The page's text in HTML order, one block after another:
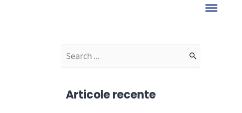
S
Articole recente